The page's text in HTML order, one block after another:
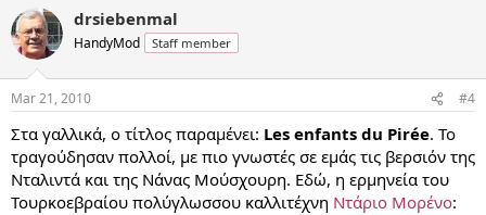
drsiebenmal
HandyMod Staff member
Mar 21, 2010 #4
Στα γαλλικά, ο τίτλος παραμένει: Les enfants du Pirée. Το
τραγούδησαν πολλοί, με πιο γνωστές σε εμάς τις βερσιόν της
Νταλιντά και της Νάνας Μούσχουρη. Εδώ, η ερμηνεία του
Τουρκοεβραίου πολύγλωσσου καλλιτέχνη Ντάριο Μορένο: